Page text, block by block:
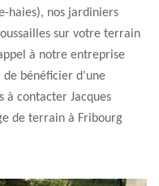
haies), nos jardiniers
sur votre terrain
à notre entreprise
de bénéficier d’une
à contacter Jacques
de terrain à Fribourg